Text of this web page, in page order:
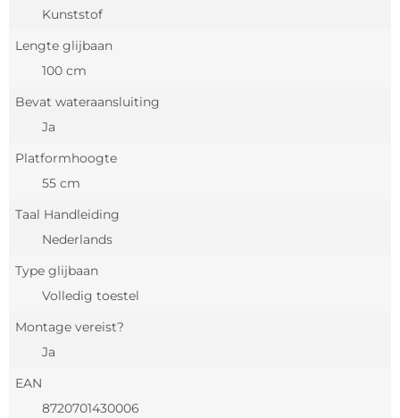
Kunststof
Lengte glijbaan
100 cm
Bevat wateraansluiting
Ja
Platformhoogte
55 cm
Taal Handleiding
Nederlands
Type glijbaan
Volledig toestel
Montage vereist?
Ja
EAN
8720701430006